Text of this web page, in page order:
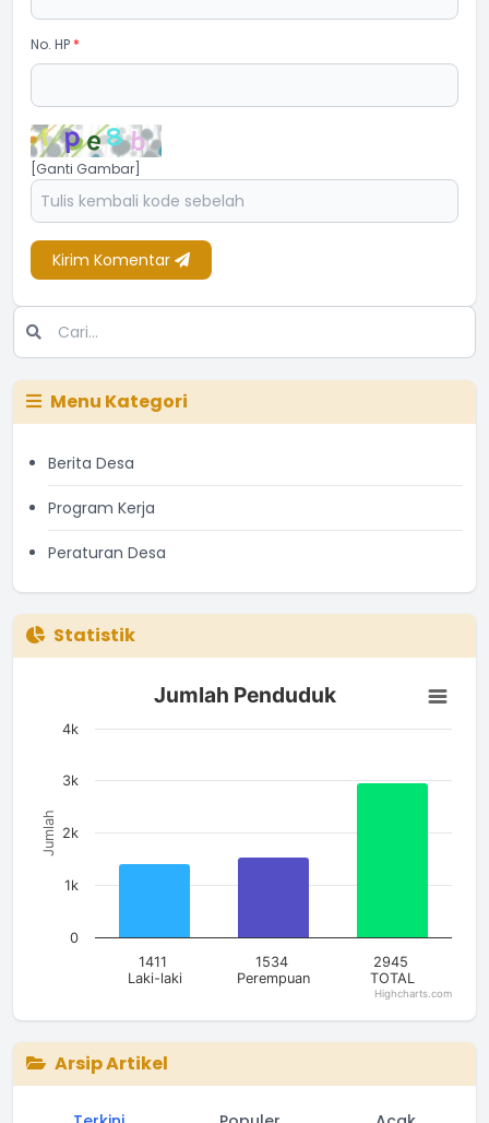
No. HP *
[Ganti Gambar]
Kirim Komentar
Menu Kategori
Berita Desa
Program Kerja
Peraturan Desa
Statistik
Jumlah Penduduk
Bar chart with 3 bars.
The chart has 1 X axis displaying categories.
Jumlah
Jumlah Penduduk
1411
Laki-laki
1534
Perempuan
2945
TOTAL
0
1k
2k
3k
4k
Highcharts.com
Arsip Artikel